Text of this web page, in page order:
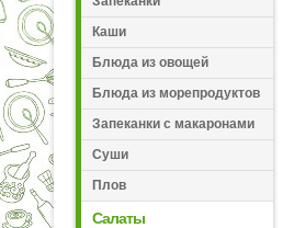
Каши
Блюда из овощей
Блюда из морепродуктов
Запеканки с макаронами
Суши
Плов
Салаты